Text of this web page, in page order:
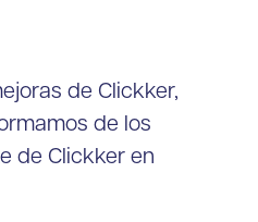
de Clickker,
de los
de Clickker en